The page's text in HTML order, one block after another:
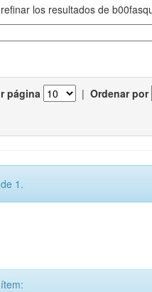
los resultados de
página | Ordenar por
1.